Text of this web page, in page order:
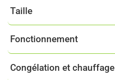
Taille
Fonctionnement
Congélation et chauffage